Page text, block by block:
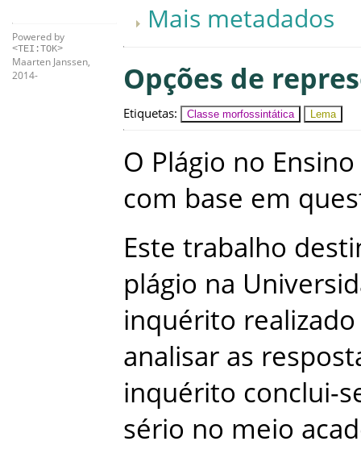
Powered by
<TEI:TOK>
Maarten Janssen,
2014-
Mais metadados
Opções de
Etiquetas: Classe morfossintática Lema
O Plágio no Ensino
com base em
Este trabalho
plágio na
inquérito realizado
analisar as
inquérito conclui-
sério no meio